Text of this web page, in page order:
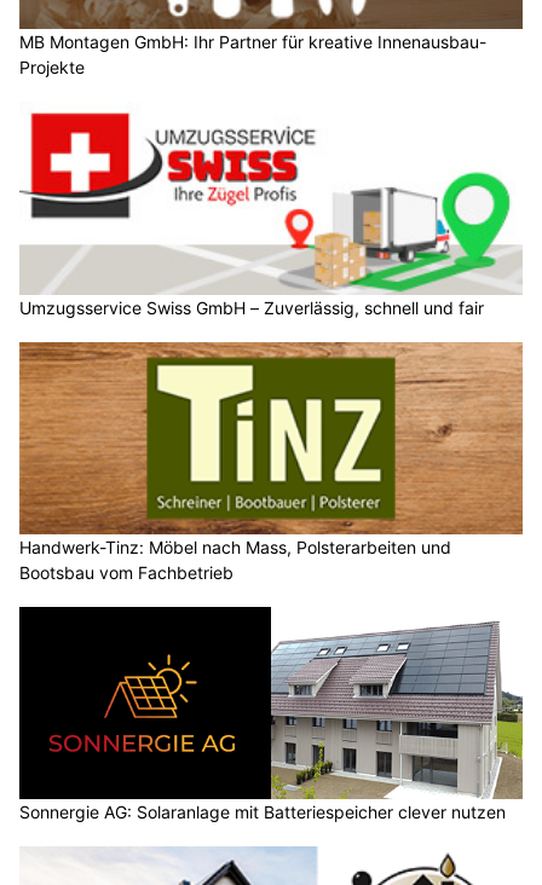
MB Montagen GmbH: Ihr Partner für kreative Innenausbau-
Projekte
Umzugsservice Swiss GmbH – Zuverlässig, schnell und fair
Handwerk-Tinz: Möbel nach Mass, Polsterarbeiten und
Bootsbau vom Fachbetrieb
Sonnergie AG: Solaranlage mit Batteriespeicher clever nutzen